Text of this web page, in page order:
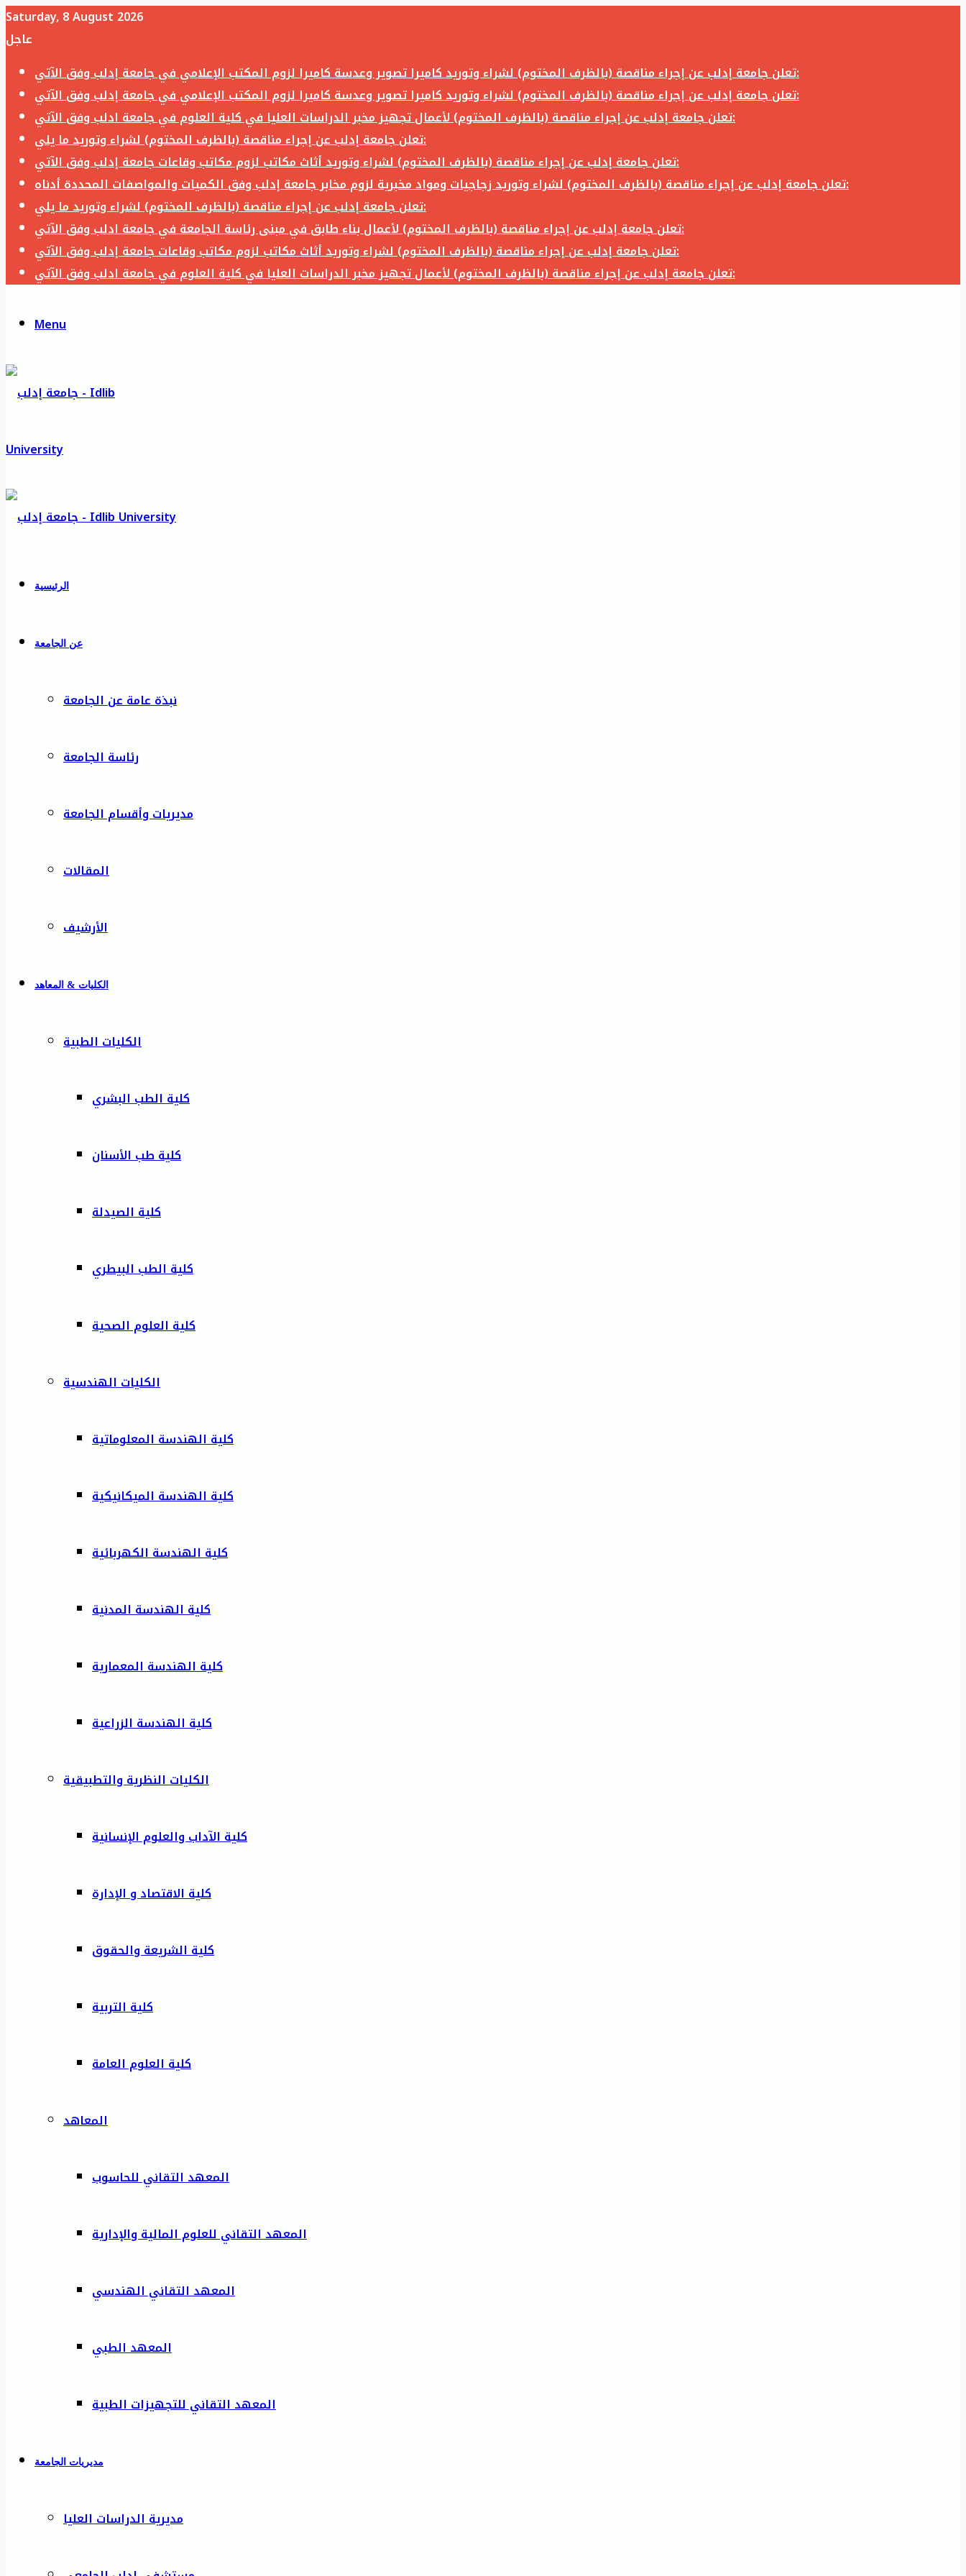
Saturday, 8 August 2026
عاجل
تعلن جامعة إدلب عن إجراء مناقصة (بالظرف المختوم) لشراء وتوريد كاميرا تصوير وعدسة كاميرا لزوم المكتب الإعلامي في جامعة إدلب وفق الآتي:
تعلن جامعة إدلب عن إجراء مناقصة (بالظرف المختوم) لشراء وتوريد كاميرا تصوير وعدسة كاميرا لزوم المكتب الإعلامي في جامعة إدلب وفق الآتي:
تعلن جامعة إدلب عن إجراء مناقصة (بالظرف المختوم) لأعمال تجهيز مخبر الدراسات العليا في كلية العلوم في جامعة ادلب وفق الآتي:
تعلن جامعة إدلب عن إجراء مناقصة (بالظرف المختوم) لشراء وتوريد ما يلي:
تعلن جامعة إدلب عن إجراء مناقصة (بالظرف المختوم) لشراء وتوريد أثاث مكاتب لزوم مكاتب وقاعات جامعة إدلب وفق الآتي:
تعلن جامعة إدلب عن إجراء مناقصة (بالظرف المختوم) لشراء وتوريد زجاجيات ومواد مخبرية لزوم مخابر جامعة إدلب وفق الكميات والمواصفات المحددة أدناه:
تعلن جامعة إدلب عن إجراء مناقصة (بالظرف المختوم) لشراء وتوريد ما يلي:
تعلن جامعة إدلب عن إجراء مناقصة (بالظرف المختوم) لأعمال بناء طابق في مبنى رئاسة الجامعة في جامعة ادلب وفق الآتي:
تعلن جامعة إدلب عن إجراء مناقصة (بالظرف المختوم) لشراء وتوريد أثاث مكاتب لزوم مكاتب وقاعات جامعة إدلب وفق الآتي:
تعلن جامعة إدلب عن إجراء مناقصة (بالظرف المختوم) لأعمال تجهيز مخبر الدراسات العليا في كلية العلوم في جامعة ادلب وفق الآتي:
Menu
الرئيسية
عن الجامعة
نبذة عامة عن الجامعة
رئاسة الجامعة
مديريات وأقسام الجامعة
المقالات
الأرشيف
الكليات & المعاهد
الكليات الطبية
كلية الطب البشري
كلية طب الأسنان
كلية الصيدلة
كلية الطب البيطري
كلية العلوم الصحية
الكليات الهندسية
كلية الهندسة المعلوماتية
كلية الهندسة الميكانيكية
كلية الهندسة الكهربائية
كلية الهندسة المدنية
كلية الهندسة المعمارية
كلية الهندسة الزراعية
الكليات النظرية والتطبيقية
كلية الآداب والعلوم الإنسانية
كلية الاقتصاد و الإدارة
كلية الشريعة والحقوق
كلية التربية
كلية العلوم العامة
المعاهد
المعهد التقاني للحاسوب
المعهد التقاني للعلوم المالية والإدارية
المعهد التقاني الهندسي
المعهد الطبي
المعهد التقاني للتجهيزات الطبية
مديريات الجامعة
مديرية الدراسات العليا